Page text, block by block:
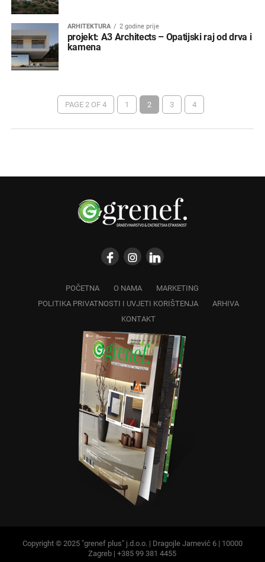
ARHITEKTURA 2 godine prije
projekt: A3 Architects – Opatijski raj od drva i
kamena
PAGE 2 OF 4 1 2 3 4
POČETNA O NAMA
MARKETING
POLITIKA PRIVATNOSTI I UVJETI KORIŠTENJA
ARHIVA
KONTAKT
Copyright © 2025 "grenef plus" j.d.o.o. | Dragojle Jarnević 6 | 10000
Zagreb | +385 99 381 4455